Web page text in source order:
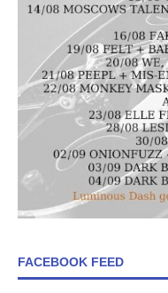
FACEBOOK FEED